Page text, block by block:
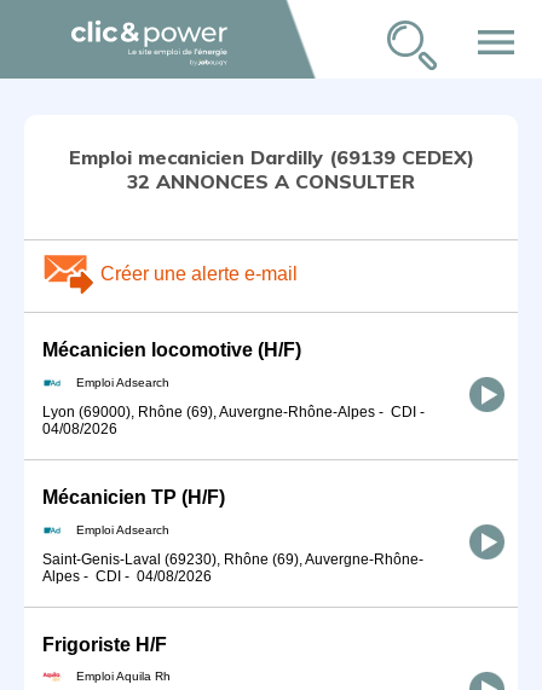
menu
Emploi mecanicien Dardilly (69139 CEDEX)
32 ANNONCES A CONSULTER
Créer une alerte e-mail
Mécanicien locomotive (H/F)
Emploi Adsearch
Lyon (69000), Rhône (69), Auvergne-Rhône-Alpes - CDI -
04/08/2026
Mécanicien TP (H/F)
Emploi Adsearch
Saint-Genis-Laval (69230), Rhône (69), Auvergne-Rhône-
Alpes - CDI - 04/08/2026
Frigoriste H/F
Emploi Aquila Rh